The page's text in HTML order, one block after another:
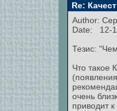
Re:
Author:
Date: 12-
Тезис:
Что такое
очень
приводит